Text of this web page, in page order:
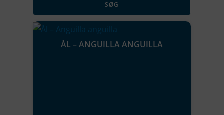
ÅL – ANGUILLA ANGUILLA